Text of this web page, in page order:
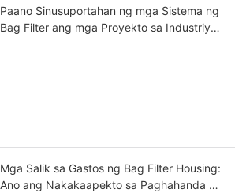
Paano Sinusuportahan ng mga Sistema ng
Bag Filter ang mga Proyekto sa Industriyal
Mga Salik sa Gastos ng Bag Filter Housing:
Ano ang Nakakaapekto sa Paghahanda ng